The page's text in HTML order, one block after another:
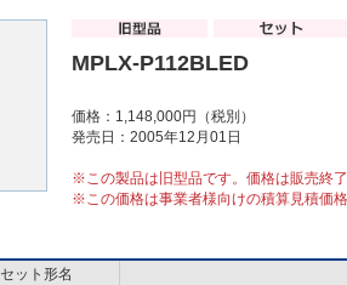
MPLX-P112BLED
価格：1,148,000円（税別）
発売日：2005年12月01日
※この製品は旧型品です。価格は販売終
※この価格は事業者様向けの積算見積価
セット形名